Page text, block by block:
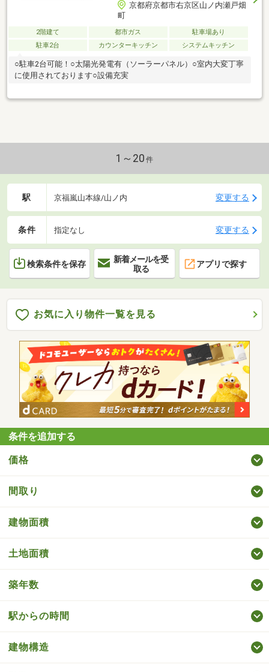
京都府京都市右京区山ノ内瀬戸畑
町
2階建て 都市ガス
駐車場あり
駐車2台
カウンターキッチン システムキッチン
○駐車2台可能！○太陽光発電有（ソーラーパネル）○室内大変丁寧
に使用されております○設備充実
1～20 件
駅 京福嵐山本線/山ノ内 変更する
条件 指定なし 変更する
検索条件を保存
新着メールを受
取る
アプリで探す
お気に入り物件一覧を見る
条件を追加する
価格
間取り
建物面積
土地面積
築年数
駅からの時間
建物構造